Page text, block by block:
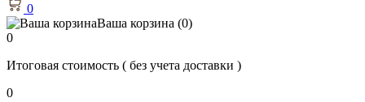
0
Ваша корзина (0)
0
Итоговая стоимость ( без учета доставки )
0